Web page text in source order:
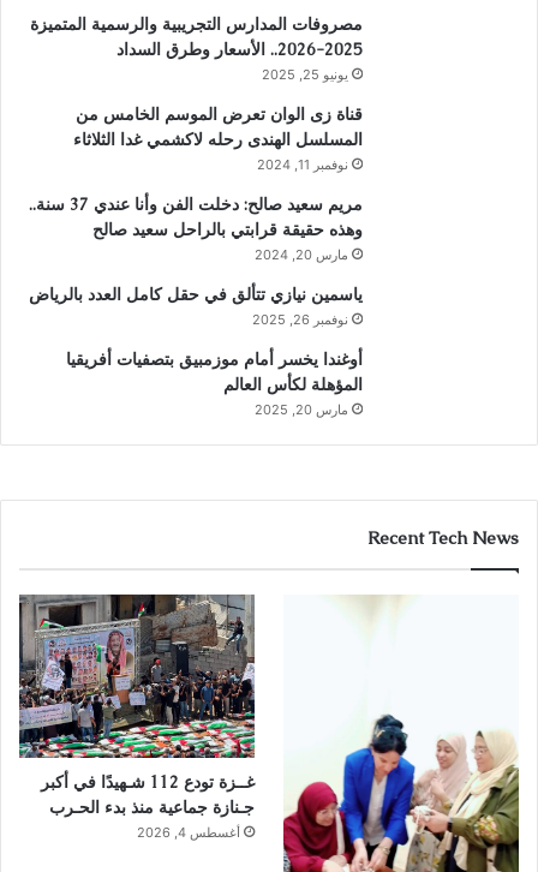
مصروفات المدارس التجريبية والرسمية المتميزة
2025-2026.. الأسعار وطرق السداد
يونيو 25, 2025
قناة زى الوان تعرض الموسم الخامس من
المسلسل الهندى رحله لاكشمي غدا الثلاثاء
نوفمبر 11, 2024
مريم سعيد صالح: دخلت الفن وأنا عندي 37 سنة..
وهذه حقيقة قرابتي بالراحل سعيد صالح
مارس 20, 2024
ياسمين نيازي تتألق في حقل كامل العدد بالرياض
نوفمبر 26, 2025
أوغندا يخسر أمام موزمبيق بتصفيات أفريقيا
المؤهلة لكأس العالم
مارس 20, 2025
Recent Tech News
غــزة تودع 112 شـهيدًا في أكبر
جـنازة جماعية منذ بدء الحـرب
أغسطس 4, 2026